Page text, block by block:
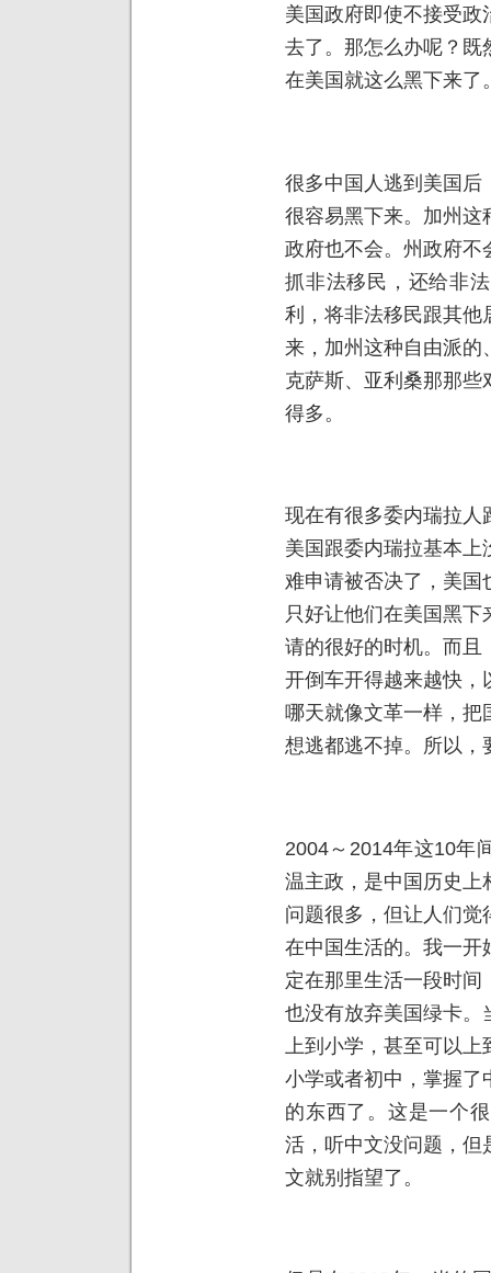
美国政府即使不接受
去了。那怎么办呢？既
在美国就这么黑下来了
很多中国人逃到美国后
很容易黑下来。加州这
政府也不会。州政府不
抓非法移民，还给非
利，将非法移民跟其他
来，加州这种自由派的
克萨斯、亚利桑那那
得多。
现在有很多委内瑞拉人
美国跟委内瑞拉基本
难申请被否决了，美国
只好让他们在美国黑
请的很好的时机。而且
开倒车开得越来越快，
哪天就像文革一样，把
想逃都逃不掉。所以，
2004～2014年这10年
温主政，是中国历史上
问题很多，但让人们
在中国生活的。我一开
定在那里生活一段时
也没有放弃美国绿卡。
上到小学，甚至可以
小学或者初中，掌握了
的东西了。这是一个
活，听中文没问题，但
文就别指望了。